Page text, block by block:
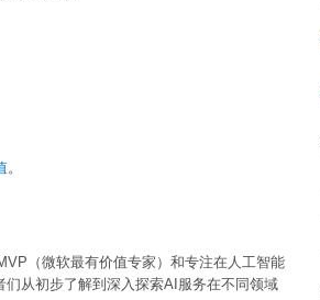
。
（微软最有价值专家）和专注在人工智能
从初步了解到深入探索AI服务在不同领域